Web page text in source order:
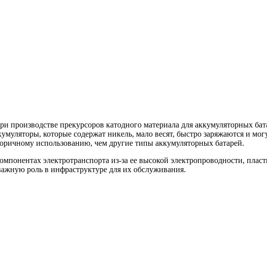
прекурсоров катодного материала для аккумуляторных
которые содержат никель, мало весят, быстро заряжаются и
использованию, чем другие типы аккумуляторных батарей.
электротранспорта из-за ее высокой электропроводности,
роль в инфраструктуре для их обслуживания.